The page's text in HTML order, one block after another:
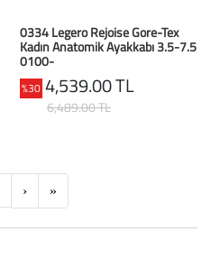
0334 Legero Rejoise Gore-Tex
Kadın Anatomik Ayakkabı 3.5-7.5
0100-
SCHWARZ(SCHWARZ)/NAPPA
%30 4,539.00 TL
6,489.00 TL
›Next»